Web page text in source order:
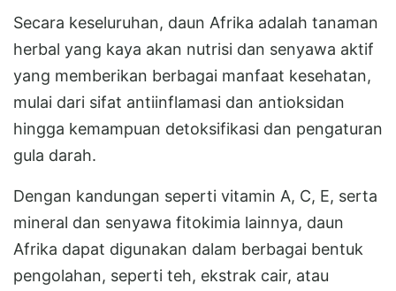
Secara keseluruhan, daun Afrika adalah tanaman
herbal yang kaya akan nutrisi dan senyawa aktif
yang memberikan berbagai manfaat kesehatan,
mulai dari sifat antiinflamasi dan antioksidan
hingga kemampuan detoksifikasi dan pengaturan
gula darah.
Dengan kandungan seperti vitamin A, C, E, serta
mineral dan senyawa fitokimia lainnya, daun
Afrika dapat digunakan dalam berbagai bentuk
pengolahan, seperti teh, ekstrak cair, atau